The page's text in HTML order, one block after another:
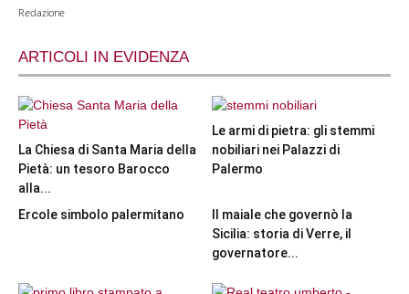
Redazione
ARTICOLI IN EVIDENZA
La Chiesa di Santa Maria della
Pietà: un tesoro Barocco
alla...
Le armi di pietra: gli stemmi
nobiliari nei Palazzi di
Palermo
Ercole simbolo palermitano
Il maiale che governò la
Sicilia: storia di Verre, il
governatore...